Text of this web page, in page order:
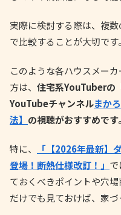
実際に検討する際は、複
で比較することが大切です。
このような各ハウスメー
方は、 住宅系YouTuberの
YouTubeチャンネルまか
法】 の視聴がおすすめです。
特に、
「【2026年最新】
登場！断熱仕様改訂！」
ておくべきポイントや穴
だけでも見ておけば、家づ